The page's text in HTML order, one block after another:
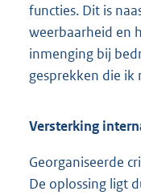
functies. Dit is
weerbaarheid en
inmenging bij
gesprekken die ik
Versterking
Georganiseerde
De oplossing ligt